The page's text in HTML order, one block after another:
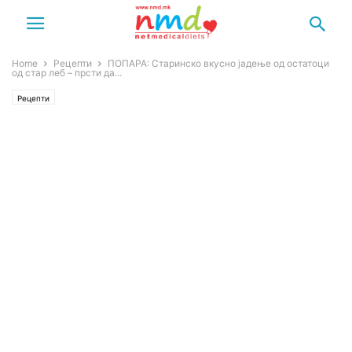
Home Рецепти
ПОПАРА: Старинско вкусно јадење од остатоци
од стар леб – прсти да...
Рецепти